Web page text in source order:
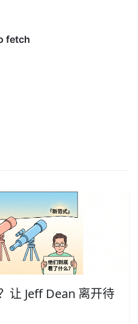
让 Jeff Dean 离开待